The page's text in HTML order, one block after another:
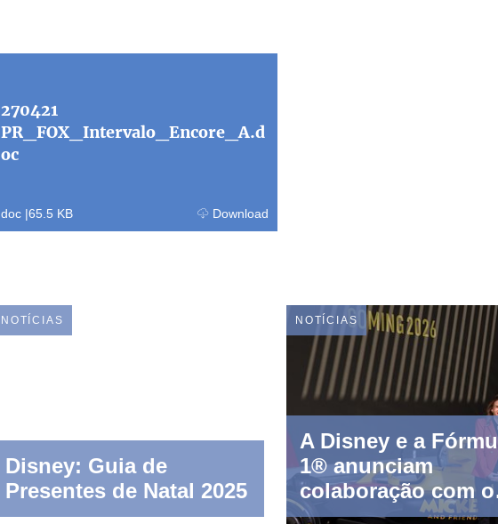
270421
PR_FOX_Intervalo_Encore_A.d
oc
doc |65.5 KB Download
NOTÍCIAS
Disney: Guia de
Presentes de Natal 2025
NOTÍCIAS
A Disney e a
1® anunciam
colaboração com o
lançamento de